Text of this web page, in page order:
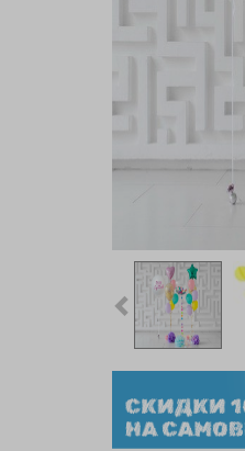
Previous